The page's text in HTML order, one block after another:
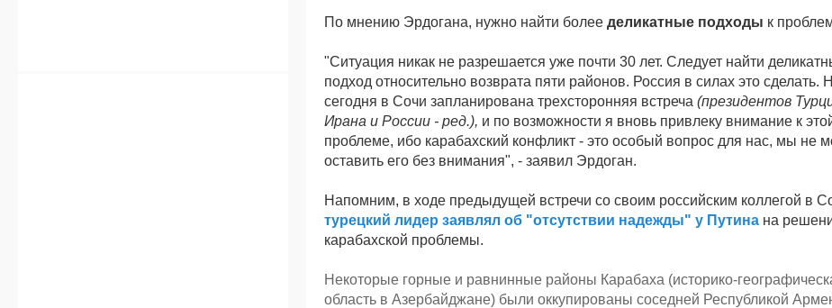
По мнению Эрдогана, нужно найти более деликатные подходы к
"Ситуация никак не разрешается уже почти 30 лет. Следует найти
подход относительно возврата пяти районов. Россия в силах это сделать.
сегодня в Сочи запланирована трехсторонняя встреча (президентов
Ирана и России - ред.), и по возможности я вновь привлеку внимание к
проблеме, ибо карабахский конфликт - это особый вопрос для нас, мы не
оставить его без внимания", - заявил Эрдоган.
Напомним, в ходе предыдущей встречи со своим российским коллегой в
турецкий лидер заявлял об "отсутствии надежды" у Путина на
карабахской проблемы.
Некоторые горные и равнинные районы Карабаха (историко-
область в Азербайджане) были оккупированы соседней Республикой